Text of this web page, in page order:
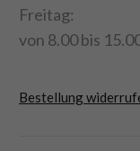
Freitag:
von 8.00 bis
Bestellung